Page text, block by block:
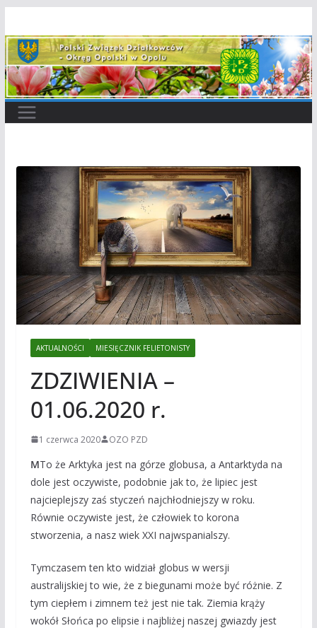
do
treści
AKTUALNOŚCI MIESIĘCZNIK FELIETONISTY
ZDZIWIENIA –
01.06.2020 r.
1 czerwca 2020 OZO PZD
MTo że Arktyka jest na górze globusa, a Antarktyda na
dole jest oczywiste, podobnie jak to, że lipiec jest
najcieplejszy zaś styczeń najchłodniejszy w roku.
Równie oczywiste jest, że człowiek to korona
stworzenia, a nasz wiek XXI najwspanialszy.
Tymczasem ten kto widział globus w wersji
australijskiej to wie, że z biegunami może być różnie. Z
tym ciepłem i zimnem też jest nie tak. Ziemia krąży
wokół Słońca po elipsie i najbliżej naszej gwiazdy jest